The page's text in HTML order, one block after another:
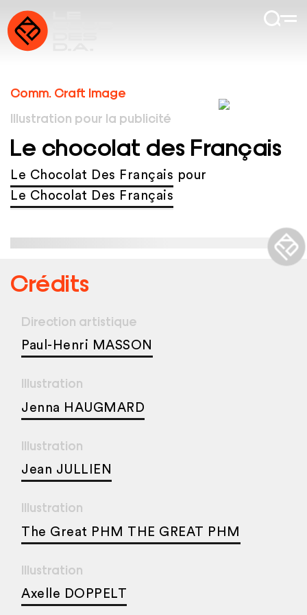
Comm. Craft Image
Illustration pour la publicité
Le chocolat des Français
Le Chocolat Des Français pour
Le Chocolat Des Français
Crédits
Direction artistique
Paul-Henri MASSON
Illustration
Jenna HAUGMARD
Illustration
Jean JULLIEN
Illustration
The Great PHM THE GREAT PHM
Illustration
Axelle DOPPELT